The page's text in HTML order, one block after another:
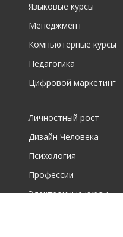
Языковые курсы
Менеджмент
Компьютерные курсы
Педагогика
Цифровой маркетинг
Личностный рост
Дизайн Человека
Психология
Профессии
Электронные курсы